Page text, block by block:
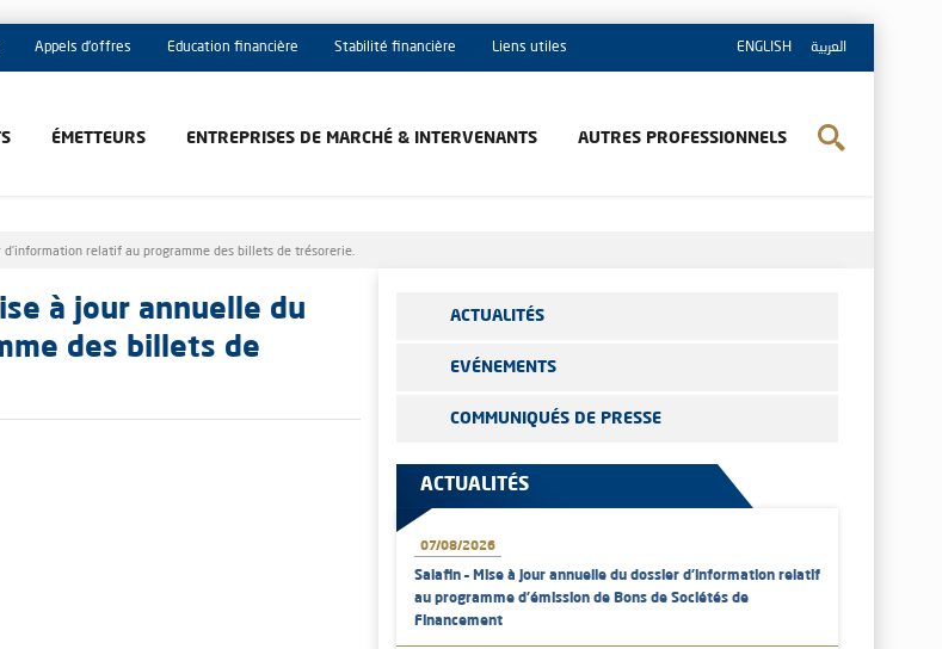
ENGLISH العربية Appels d'offres Education financière Stabilité financière Liens utiles
ÉMETTEURS ENTREPRISES DE MARCHÉ & INTERVENANTS AUTRES PROFESSIONNELS
d’information relatif au programme des billets de trésorerie.
à jour annuelle du
des billets de
ACTUALITÉS
EVÉNEMENTS
COMMUNIQUÉS DE PRESSE
ACTUALITÉS
07/08/2026
Salafin – Mise à jour annuelle du dossier d’information relatif
au programme d'émission de Bons de Sociétés de
Financement